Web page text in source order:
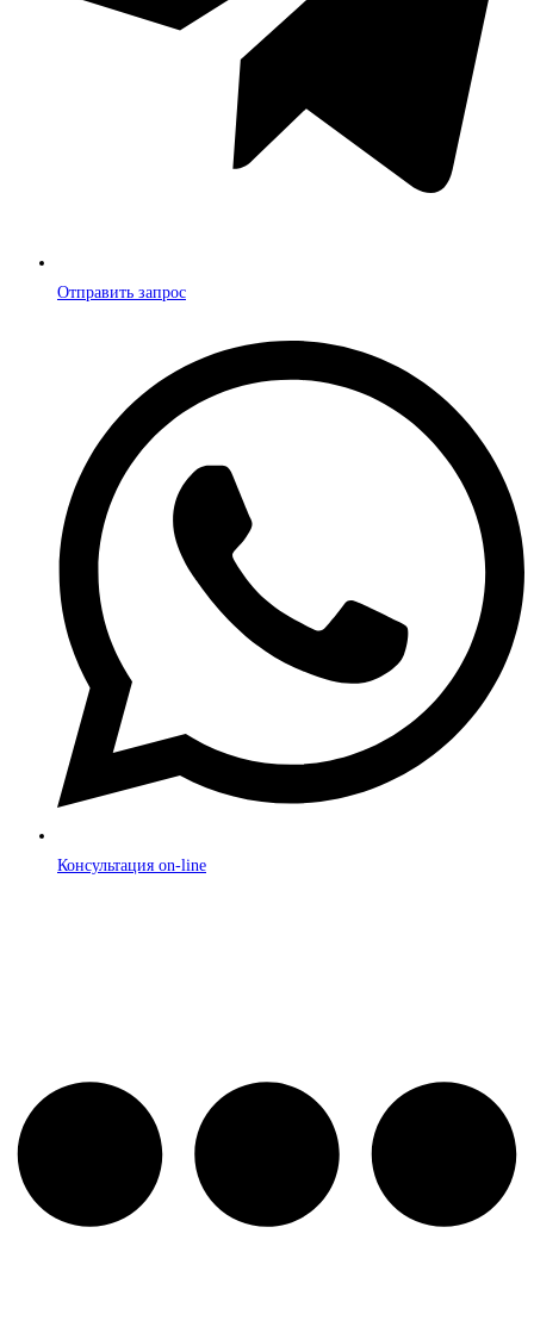
Отправить запрос
Консультация on-line